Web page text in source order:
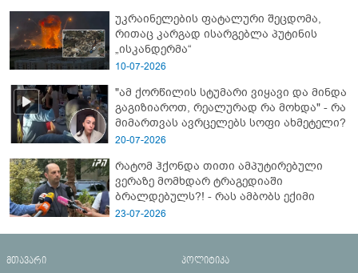
უკრაინელების ფატალური შეცდომა,
რითაც კარგად ისარგებლა პუტინის
„ისკანდერმა“
10-07-2026
"ამ ქორწილის სტუმარი ვიყავი და მინდა
გაგიზიაროთ, რეალურად რა მოხდა" - რა
მიმართვას ავრცელებს სოფი ახმეტელი?
20-07-2026
რატომ ჰქონდა თითი ამპუტირებული
ვერაზე მომხდარ ტრაგედიაში
ბრალდებულს?! - რას ამბობს ექიმი
23-07-2026
მთავარი პოლიტიკა